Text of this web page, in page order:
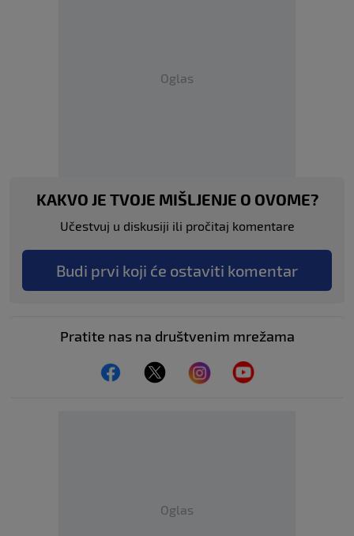
Oglas
KAKVO JE TVOJE MIŠLJENJE O OVOME?
Učestvuj u diskusiji ili pročitaj komentare
Budi prvi koji će ostaviti komentar
Pratite nas na društvenim mrežama
Oglas